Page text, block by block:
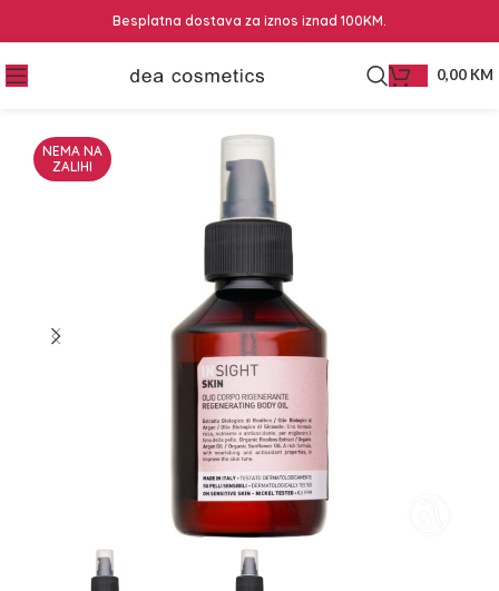
Besplatna dostava za iznos iznad 100KM.
0,00 KM
NEMA NA
ZALIHI